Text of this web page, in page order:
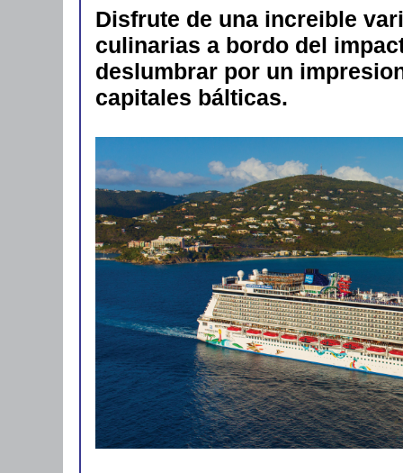
Disfrute de una increible
culinarias a bordo del
deslumbrar por un
capitales bálticas.